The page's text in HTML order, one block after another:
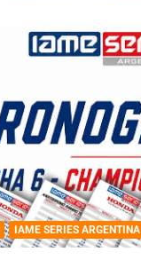
IAME SERIES ARGENTINA